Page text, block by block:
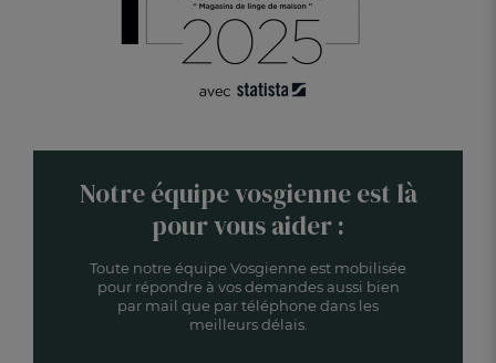
Notre équipe vosgienne est là
pour vous aider :
Toute notre équipe Vosgienne est mobilisée
pour répondre à vos demandes aussi bien
par mail que par téléphone dans les
meilleurs délais.